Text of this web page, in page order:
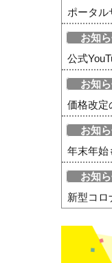
ポータル
お知
公式
お知
価格改定
お知
年末年始
お知
新型コロ